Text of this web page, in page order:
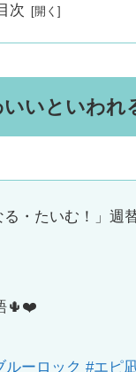
次
いといわれ
・たいむ！」週
🌵❤️
ルーロック #エピ